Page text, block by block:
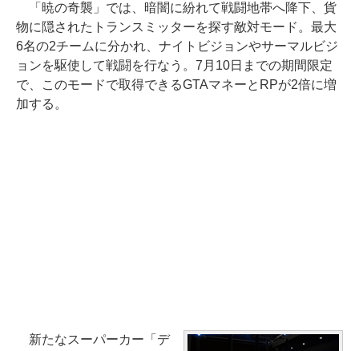
「暁の奇襲」では、暗闇に紛れて戦闘地帯へ降下、貨
物に隠されたトランスミッターを探す敵対モード。最大
6名の2チームに分かれ、ナイトビジョンやサーマルビジ
ョンを駆使して戦闘を行なう。7月10日までの期間限定
で、このモードで取得できるGTAマネーとRPが2倍に増
加する。
新たなスーパーカー「デ